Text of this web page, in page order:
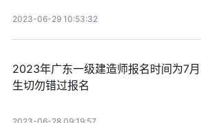
2023-06-29 10:53:32
2023年广东一级建造师报名时间为7
生切勿错过报名